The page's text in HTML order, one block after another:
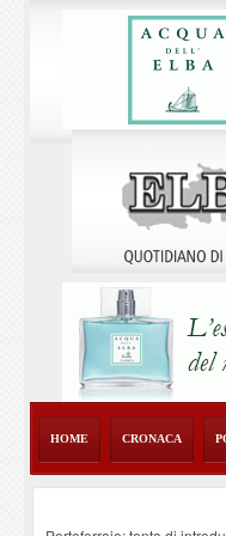
HOME CRONACA